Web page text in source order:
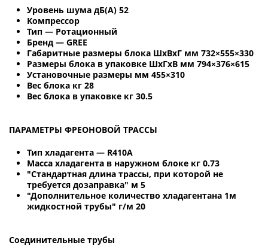
Уровень шума дБ(А) 52
Компрессор
Тип — Ротационный
Бренд — GREE
Габаритные размеры блока ШхВхГ мм 732×555×330
Размеры блока в упаковке ШхГхВ мм 794×376×615
Установочные размеры мм 455×310
Вес блока кг 28
Вес блока в упаковке кг 30.5
ПАРАМЕТРЫ ФРЕОНОВОЙ ТРАССЫ
Тип хладагента — R410А
Масса хладагента в наружном блоке кг 0.73
"Стандартная длина трассы, при которой не
требуется дозаправка" м 5
"Дополнительное количество хладагентана 1м
жидкостной трубы" г/м 20
Соединительные трубы